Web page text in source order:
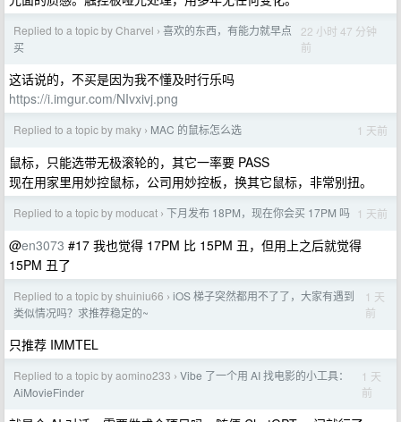
Replied to a topic by Charvel › 喜欢的东西，有能力就早点
买
22 小时 47 分钟
前
这话说的，不买是因为我不懂及时行乐吗
https://i.imgur.com/NIvxivj.png
Replied to a topic by maky › MAC 的鼠标怎么选 1 天前
鼠标，只能选带无极滚轮的，其它一率要 PASS
现在用家里用妙控鼠标，公司用妙控板，换其它鼠标，非常别扭。
Replied to a topic by moducat › 下月发布 18PM，现在你会买 17PM 吗 1 天前
@en3073 #17 我也觉得 17PM 比 15PM 丑，但用上之后就觉得
15PM 丑了
Replied to a topic by shuiniu66 › iOS 梯子突然都用不了了，大家有遇到
类似情况吗？求推荐稳定的~
1 天
前
只推荐 IMMTEL
Replied to a topic by aomino233 › Vibe 了一个用 AI 找电影的小工具：
AiMovieFinder
1 天
前